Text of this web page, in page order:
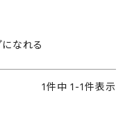
なれる
1件中 1-1件表示